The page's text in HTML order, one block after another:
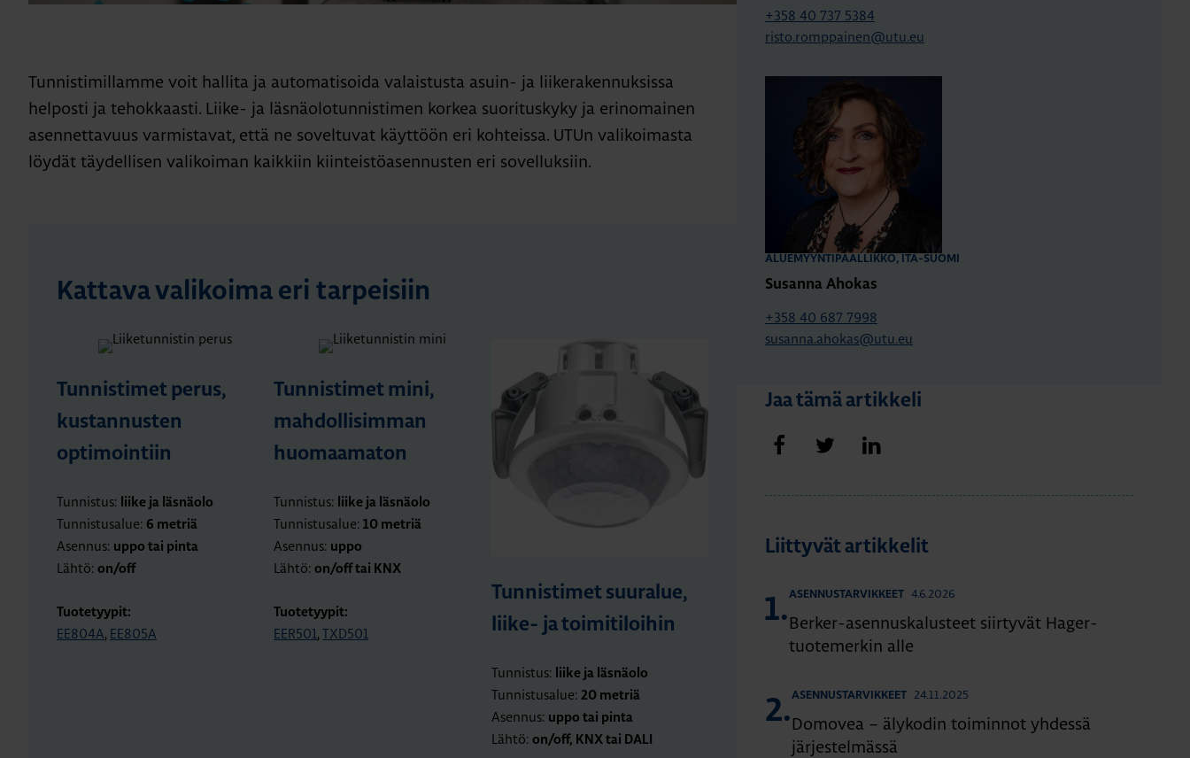
Tunnistimillamme voit hallita ja automatisoida valaistusta asuin- ja liikerakennuksissa
helposti ja tehokkaasti. Liike- ja läsnäolotunnistimen korkea suorituskyky ja erinomainen
asennettavuus varmistavat, että ne soveltuvat käyttöön eri kohteissa. UTUn valikoimasta
löydät täydellisen valikoiman kaikkiin kiinteistöasennusten eri sovelluksiin.
Kattava valikoima eri tarpeisiin
Tunnistimet perus,
kustannusten
optimointiin
Tunnistus: liike ja läsnäolo
Tunnistusalue: 6 metriä
Asennus: uppo tai pinta
Lähtö: on/off
Tuotetyypit:
EE804A, EE805A
Tunnistimet mini,
mahdollisimman
huomaamaton
Tunnistus: liike ja läsnäolo
Tunnistusalue:10 metriä
Asennus: uppo
Lähtö:on/off tai KNX
Tuotetyypit:
EER501,TXD501
Tunnistimet suuralue,
liike- ja toimitiloihin
Tunnistus: liike ja läsnäolo
Tunnistusalue: 20 metriä
Asennus: uppo tai pinta
Lähtö: on/off, KNX tai DALI
+358 40 737 5384
risto.romppainen@utu.eu
ALUEMYYNTIPÄÄLLIKKÖ, ITÄ-SUOMI
Susanna Ahokas
+358 40 687 7998
susanna.ahokas@utu.eu
Jaa tämä artikkeli
Jaa FacebookissaJaa Twitterissä
Liittyvät artikkelit
1.ASENNUSTARVIKKEET 4.6.2026
Berker-asennuskalusteet siirtyvät Hager-
tuotemerkin alle
2.ASENNUSTARVIKKEET 24.11.2025
Domovea – älykodin toiminnot yhdessä
järjestelmässä